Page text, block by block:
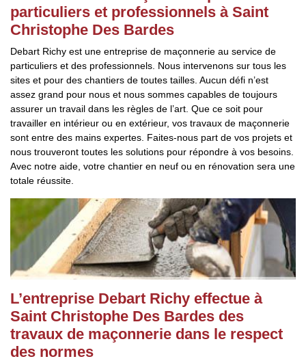
particuliers et professionnels à Saint
Christophe Des Bardes
Debart Richy est une entreprise de maçonnerie au service de
particuliers et des professionnels. Nous intervenons sur tous les
sites et pour des chantiers de toutes tailles. Aucun défi n’est
assez grand pour nous et nous sommes capables de toujours
assurer un travail dans les règles de l’art. Que ce soit pour
travailler en intérieur ou en extérieur, vos travaux de maçonnerie
sont entre des mains expertes. Faites-nous part de vos projets et
nous trouveront toutes les solutions pour répondre à vos besoins.
Avec notre aide, votre chantier en neuf ou en rénovation sera une
totale réussite.
L’entreprise Debart Richy effectue à
Saint Christophe Des Bardes des
travaux de maçonnerie dans le respect
des normes